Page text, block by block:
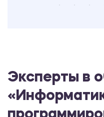
Эксперты в